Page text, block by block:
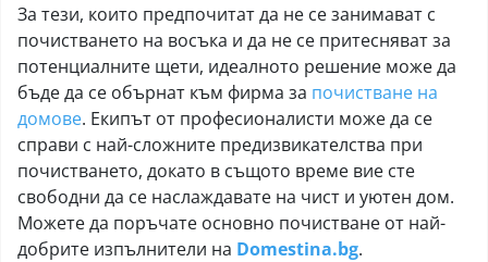
За тези, които предпочитат да не се занимават с
почистването на восъка и да не се притесняват за
потенциалните щети, идеалното решение може да
бъде да се обърнат към фирма за почистване на
домове. Екипът от професионалисти може да се
справи с най-сложните предизвикателства при
почистването, докато в същото време вие сте
свободни да се наслаждавате на чист и уютен дом.
Можете да поръчате основно почистване от най-
добрите изпълнители на Domestina.bg.